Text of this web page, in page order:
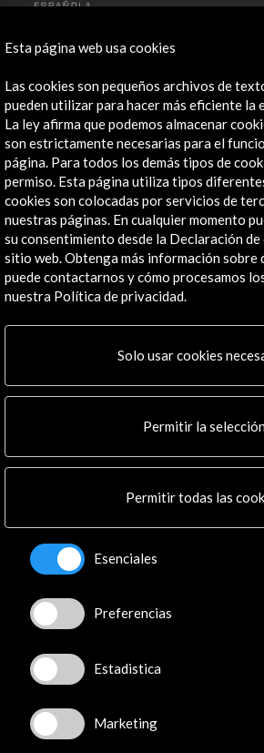
AC/E
Contacta
info@accioncultural.es
+34 91 700 4000
José Abascal, 4 - 4º
28003 Madrid, España
Canales de contacto
Explora
Institucional
Residencias
Cultura en Red
Boletín digital
Logo y crédito a AC/E
Conecta
(Twitter)
LinkedIn
Facebook
Youtube
Spotify
Esta página web usa cookies
Las cookies son pequeños archivos de
pueden utilizar para hacer más eficiente la
La ley afirma que podemos almacenar
son estrictamente necesarias para el
página. Para todos los demás tipos de
permiso. Esta página utiliza tipos
cookies son colocadas por servicios de
nuestras páginas. En cualquier momento
su consentimiento desde la Declaración
sitio web. Obtenga más información sobre
puede contactarnos y cómo procesamos
nuestra Política de privacidad.
Solo usar cookies
Permitir la
Permitir todas las
Esenciales
Preferencias
Estadistica
Marketing